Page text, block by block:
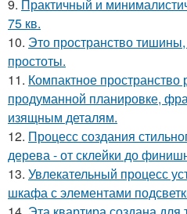
9. Практичный и
75 кв.
10. Это пространство
простоты.
11. Компактное пространство
продуманной планировке,
изящным деталям.
12. Процесс создания
дерева - от склейки до
13. Увлекательный процесс
шкафа с элементами